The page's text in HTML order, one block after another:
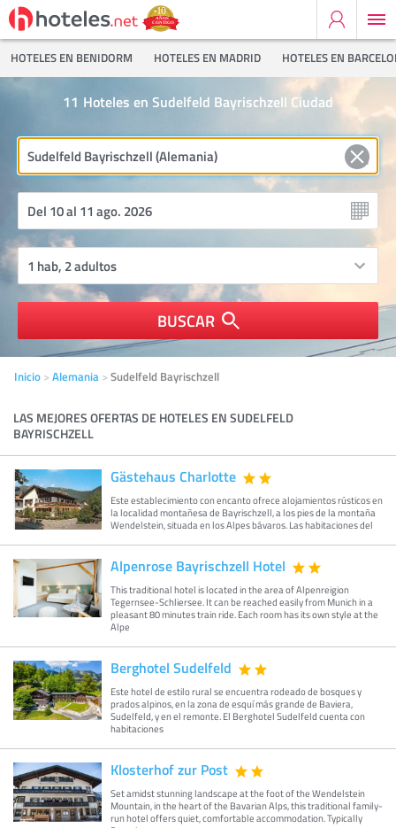
HOTELES EN BENIDORM HOTELES EN MADRID HOTELES EN
Hoteles en Sudelfeld Bayrischzell Ciudad
11
BUSCAR
Inicio Alemania Sudelfeld Bayrischzell
LAS MEJORES OFERTAS DE HOTELES EN SUDELFELD
BAYRISCHZELL
Gästehaus Charlotte
Este establecimiento con encanto ofrece alojamientos rústicos en
la localidad montañesa de Bayrischzell, a los pies de la montaña
Wendelstein, situada en los Alpes bávaros. Las habitaciones del
Alpenrose Bayrischzell Hotel
This traditional hotel is located in the area of Alpenreigion
Tegernsee-Schliersee. It can be reached easily from Munich in a
pleasant 80 minutes train ride. Each room has its own style at the
Alpe
Berghotel Sudelfeld
Este hotel de estilo rural se encuentra rodeado de bosques y
prados alpinos, en la zona de esquí más grande de Baviera,
Sudelfeld, y en el remonte. El Berghotel Sudelfeld cuenta con
habitaciones
Klosterhof zur Post
Set amidst stunning landscape at the foot of the Wendelstein
Mountain, in the heart of the Bavarian Alps, this traditional family-
run hotel offers quiet, comfortable accommodation. Typically